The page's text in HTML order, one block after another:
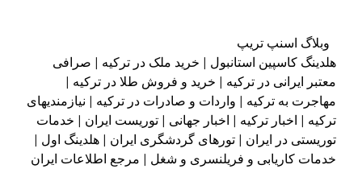
وبلاگ اسنپ تریپ
هلدینگ کاسپین استانبول | خرید ملک در ترکیه | صرافی
معتبر ایرانی در ترکیه | خرید و فروش طلا در ترکیه |
مهاجرت به ترکیه | واردات و صادرات در ترکیه | نیازمندیهای
ترکیه | اخبار ترکیه | اخبار جهانی | توریست ایران | خدمات
توریستی در ایران | تورهای گردشگری ایران | هلدینگ اول |
خدمات کاریابی و فریلنسری و شغل | مرجع اطلاعات ایران